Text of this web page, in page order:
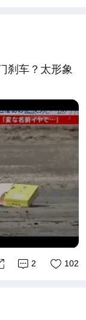
刹车？太形象
102
2